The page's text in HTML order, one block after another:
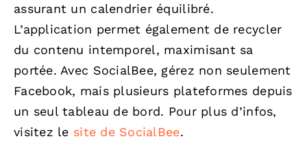
assurant un calendrier équilibré.
L’application permet également de recycler
du contenu intemporel, maximisant sa
portée. Avec SocialBee, gérez non seulement
Facebook, mais plusieurs plateformes depuis
un seul tableau de bord. Pour plus d’infos,
visitez le site de SocialBee.